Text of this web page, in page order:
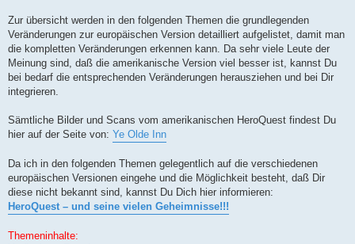
Zur übersicht werden in den folgenden Themen die grundlegenden
Veränderungen zur europäischen Version detailliert aufgelistet, damit man
die kompletten Veränderungen erkennen kann. Da sehr viele Leute der
Meinung sind, daß die amerikanische Version viel besser ist, kannst Du
bei bedarf die entsprechenden Veränderungen herausziehen und bei Dir
integrieren.
Sämtliche Bilder und Scans vom amerikanischen HeroQuest findest Du
hier auf der Seite von: Ye Olde Inn
Da ich in den folgenden Themen gelegentlich auf die verschiedenen
europäischen Versionen eingehe und die Möglichkeit besteht, daß Dir
diese nicht bekannt sind, kannst Du Dich hier informieren:
HeroQuest – und seine vielen Geheimnisse!!!
Themeninhalte: